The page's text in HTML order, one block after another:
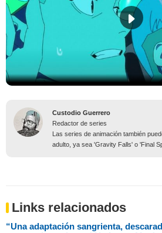
Custodio Guerrero
Redactor de series
Las series de animación también
adulto, ya sea 'Gravity Falls' o 'Final
Links relacionados
“Una adaptación sangrienta,